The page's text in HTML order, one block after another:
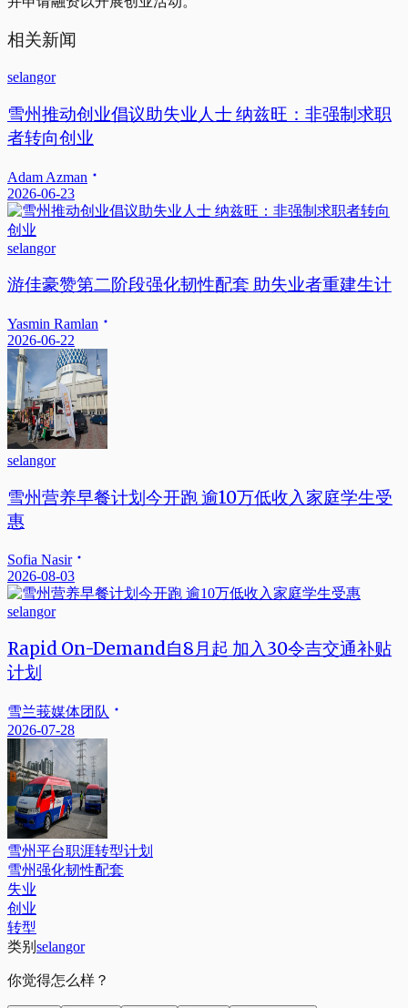
相关新闻
selangor
雪州推动创业倡议助失业人士 纳兹旺：非强制求职
者转向创业
Adam Azman
2026-06-23
selangor
游佳豪赞第二阶段强化韧性配套 助失业者重建生计
Yasmin Ramlan
2026-06-22
selangor
雪州营养早餐计划今开跑 逾10万低收入家庭学生受
惠
Sofia Nasir
2026-08-03
selangor
Rapid On-Demand自8月起 加入30令吉交通补贴
计划
雪兰莪媒体团队
2026-07-28
雪州平台职涯转型计划
雪州强化韧性配套
失业
创业
转型
类别 selangor
你觉得怎么样？